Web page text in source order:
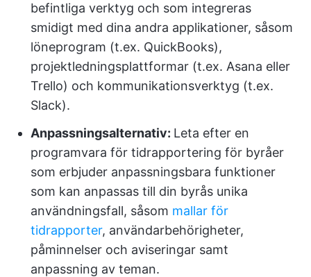
befintliga verktyg och som integreras
smidigt med dina andra applikationer, såsom
löneprogram (t.ex. QuickBooks),
projektledningsplattformar (t.ex. Asana eller
Trello) och kommunikationsverktyg (t.ex.
Slack).
Anpassningsalternativ: Leta efter en
programvara för tidrapportering för byråer
som erbjuder anpassningsbara funktioner
som kan anpassas till din byrås unika
användningsfall, såsom mallar för
tidrapporter, användarbehörigheter,
påminnelser och aviseringar samt
anpassning av teman.